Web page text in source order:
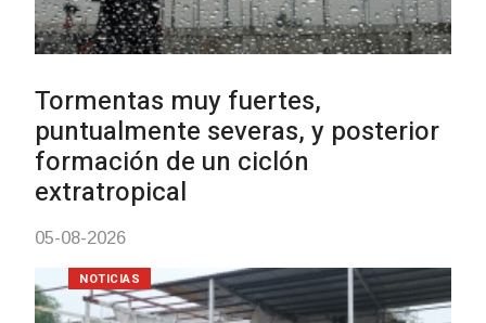
Clases de Muai Thai en Complejo
Charrúa
03-08-2026